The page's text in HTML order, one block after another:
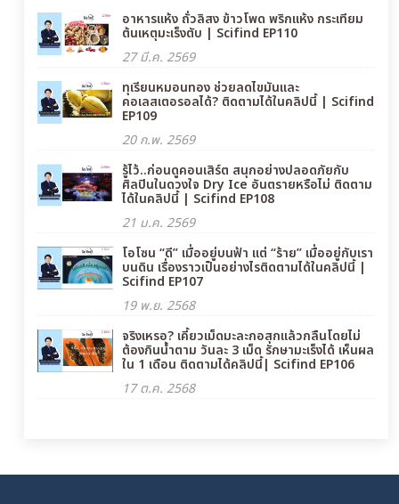
อาหารแห้ง ถั่วลิสง ข้าวโพด พริกแห้ง กระเทียม
ต้นเหตุมะเร็งตับ | Scifind EP110
27 มี.ค. 2569
ทุเรียนหมอนทอง ช่วยลดไขมันและ
คอเลสเตอรอลได้? ติดตามได้ในคลิปนี้ | Scifind
EP109
20 ก.พ. 2569
รู้ไว้..ก่อนดูคอนเสิร์ต สนุกอย่างปลอดภัยกับ
ศิลปินในดวงใจ Dry Ice อันตรายหรือไม่ ติดตาม
ได้ในคลิปนี้ | Scifind EP108
21 ม.ค. 2569
โอโซน “ดี” เมื่ออยู่บนฟ้า แต่ “ร้าย” เมื่ออยู่กับเรา
บนดิน เรื่องราวเป็นอย่างไรติดตามได้ในคลิปนี้ |
Scifind EP107
19 พ.ย. 2568
จริงเหรอ? เคี้ยวเม็ดมะละกอสุกแล้วกลืนโดยไม่
ต้องกินน้ำตาม วันละ 3 เม็ด รักษามะเร็งได้ เห็นผล
ใน 1 เดือน ติดตามได้คลิปนี้| Scifind EP106
17 ต.ค. 2568